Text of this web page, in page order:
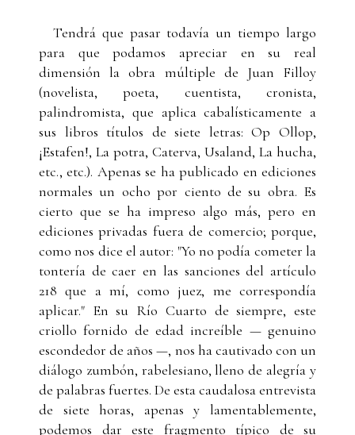
Tendrá que pasar todavía un tiempo largo
para que podamos apreciar en su real
dimensión la obra múltiple de Juan Filloy
(novelista, poeta, cuentista, cronista,
palindromista, que aplica cabalísticamente a
sus libros títulos de siete letras: Op Ollop,
¡Estafen!, La potra, Caterva, Usaland, La hucha,
etc., etc.). Apenas se ha publicado en ediciones
normales un ocho por ciento de su obra. Es
cierto que se ha impreso algo más, pero en
ediciones privadas fuera de comercio; porque,
como nos dice el autor: "Yo no podía cometer la
tontería de caer en las sanciones del artículo
218 que a mí, como juez, me correspondía
aplicar." En su Río Cuarto de siempre, este
criollo fornido de edad increíble — genuino
escondedor de años —, nos ha cautivado con un
diálogo zumbón, rabelesiano, lleno de alegría y
de palabras fuertes. De esta caudalosa entrevista
de siete horas, apenas y lamentablemente,
podemos dar este fragmento típico de su